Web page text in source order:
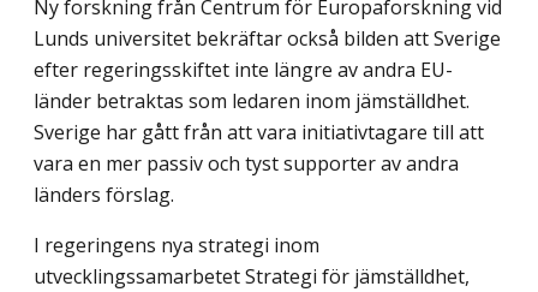
Ny forskning från Centrum för Europaforskning vid
Lunds universitet bekräftar också bilden att Sverige
efter regeringsskiftet inte längre av andra EU-
länder betraktas som ledaren inom jämställdhet.
Sverige har gått från att vara initiativtagare till att
vara en mer passiv och tyst supporter av andra
länders förslag.
I regeringens nya strategi inom
utvecklingssamarbetet Strategi för jämställdhet,